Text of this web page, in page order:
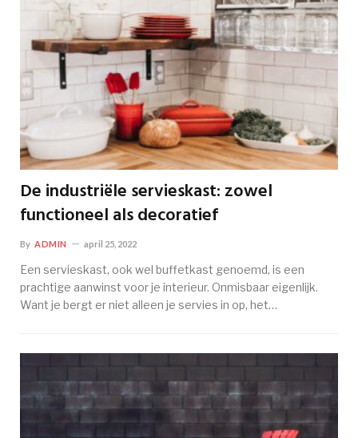
De industriële servieskast: zowel
functioneel als decoratief
By ADMIN april 25, 2022
Een servieskast, ook wel buffetkast genoemd, is een
prachtige aanwinst voor je interieur. Onmisbaar eigenlijk.
Want je bergt er niet alleen je servies in op, het…